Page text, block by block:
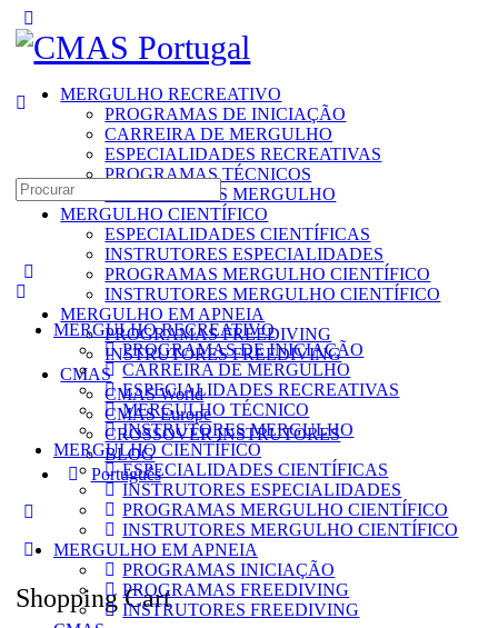
Side
Panel
MERGULHO RECREATIVO
PROGRAMAS DE INICIAÇÃO
CARREIRA DE MERGULHO
ESPECIALIDADES RECREATIVAS
PROGRAMAS TÉCNICOS
INSTRUTORES MERGULHO
MERGULHO CIENTÍFICO
ESPECIALIDADES CIENTÍFICAS
INSTRUTORES ESPECIALIDADES
PROGRAMAS MERGULHO CIENTÍFICO
INSTRUTORES MERGULHO CIENTÍFICO
MERGULHO EM APNEIA
PROGRAMAS FREEDIVING
INSTRUTORES FREEDIVING
CMAS
CMAS World
CMAS Europe
CROSSOVER INSTRUTORES
BLOG
Português
options
Shopping Cart
Search
for:
MERGULHO RECREATIVO
PROGRAMAS DE INICIAÇÃO
CARREIRA DE MERGULHO
ESPECIALIDADES RECREATIVAS
MERGULHO TÉCNICO
INSTRUTORES MERGULHO
MERGULHO CIENTÍFICO
ESPECIALIDADES CIENTÍFICAS
INSTRUTORES ESPECIALIDADES
PROGRAMAS MERGULHO CIENTÍFICO
INSTRUTORES MERGULHO CIENTÍFICO
MERGULHO EM APNEIA
PROGRAMAS INICIAÇÃO
PROGRAMAS FREEDIVING
INSTRUTORES FREEDIVING